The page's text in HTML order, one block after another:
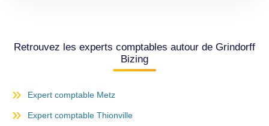
Retrouvez les experts comptables autour de Grindorff
Bizing
Expert comptable Metz
Expert comptable Thionville